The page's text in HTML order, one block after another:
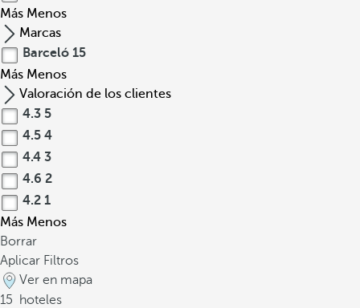
Más Menos
Marcas
Barceló 15
Más Menos
Valoración de los clientes
4.3 5
4.5 4
4.4 3
4.6 2
4.2 1
Más Menos
Borrar
Aplicar Filtros
Ver en mapa
15
hoteles